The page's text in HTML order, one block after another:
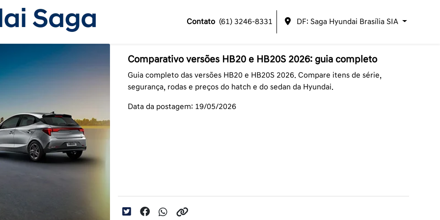
Contato (61) 3246-8331 DF: Saga Hyundai Brasília SIA
Comparativo versões HB20 e HB20S 2026: guia completo
Guia completo das versões HB20 e HB20S 2026. Compare itens de série,
segurança, rodas e preços do hatch e do sedan da Hyundai.
Data da postagem: 19/05/2026